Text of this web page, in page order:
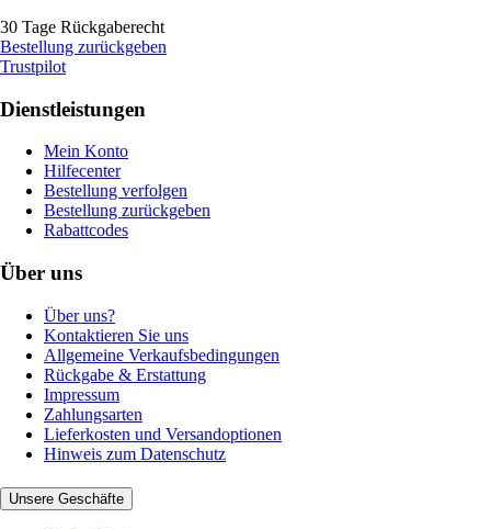
30 Tage Rückgaberecht
Bestellung zurückgeben
Trustpilot
Dienstleistungen
Mein Konto
Hilfecenter
Bestellung verfolgen
Bestellung zurückgeben
Rabattcodes
Über uns
Über uns?
Kontaktieren Sie uns
Allgemeine Verkaufsbedingungen
Rückgabe & Erstattung
Impressum
Zahlungsarten
Lieferkosten und Versandoptionen
Hinweis zum Datenschutz
Unsere Geschäfte